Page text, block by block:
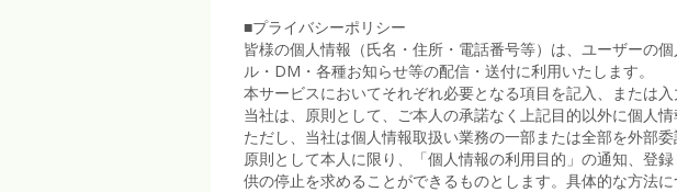
■プライバシーポリシー
皆様の個人情報（氏名・住所・電話番号等）は、ユーザーの
ル・DM・各種お知らせ等の配信・送付に利用いたします。
本サービスにおいてそれぞれ必要となる項目を記入、または
当社は、原則として、ご本人の承諾なく上記目的以外に個人
ただし、当社は個人情報取扱い業務の一部または全部を外部委
原則として本人に限り、「個人情報の利用目的」の通知、登
供の停止を求めることができるものとします。具体的な方法